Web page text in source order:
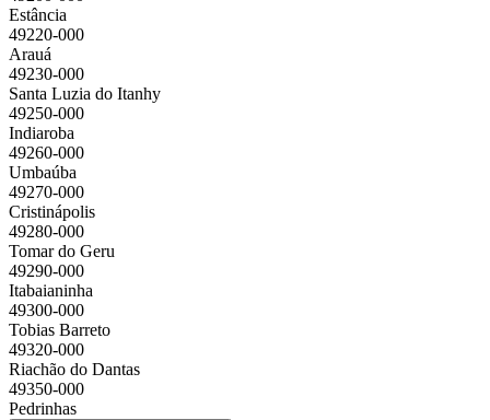
Estância
49220-000
Arauá
49230-000
Santa Luzia do Itanhy
49250-000
Indiaroba
49260-000
Umbaúba
49270-000
Cristinápolis
49280-000
Tomar do Geru
49290-000
Itabaianinha
49300-000
Tobias Barreto
49320-000
Riachão do Dantas
49350-000
Pedrinhas